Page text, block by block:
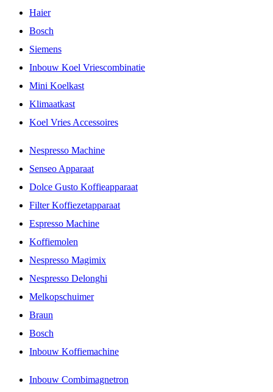
Haier
Bosch
Siemens
Inbouw Koel Vriescombinatie
Mini Koelkast
Klimaatkast
Koel Vries Accessoires
Nespresso Machine
Senseo Apparaat
Dolce Gusto Koffieapparaat
Filter Koffiezetapparaat
Espresso Machine
Koffiemolen
Nespresso Magimix
Nespresso Delonghi
Melkopschuimer
Braun
Bosch
Inbouw Koffiemachine
Inbouw Combimagnetron